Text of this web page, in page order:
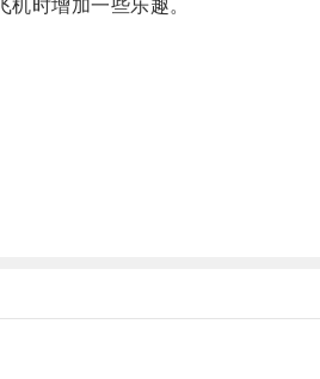
时增加一些乐趣。